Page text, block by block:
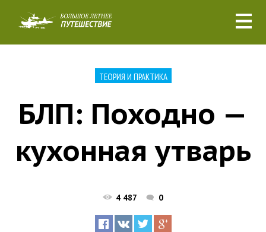
ТЕОРИЯ И ПРАКТИКА
БЛП: Походно —
кухонная утварь
4 487 0